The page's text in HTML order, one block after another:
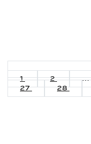
1 2 ...
27
28